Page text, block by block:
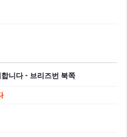
니다 - 브리즈번 북쪽